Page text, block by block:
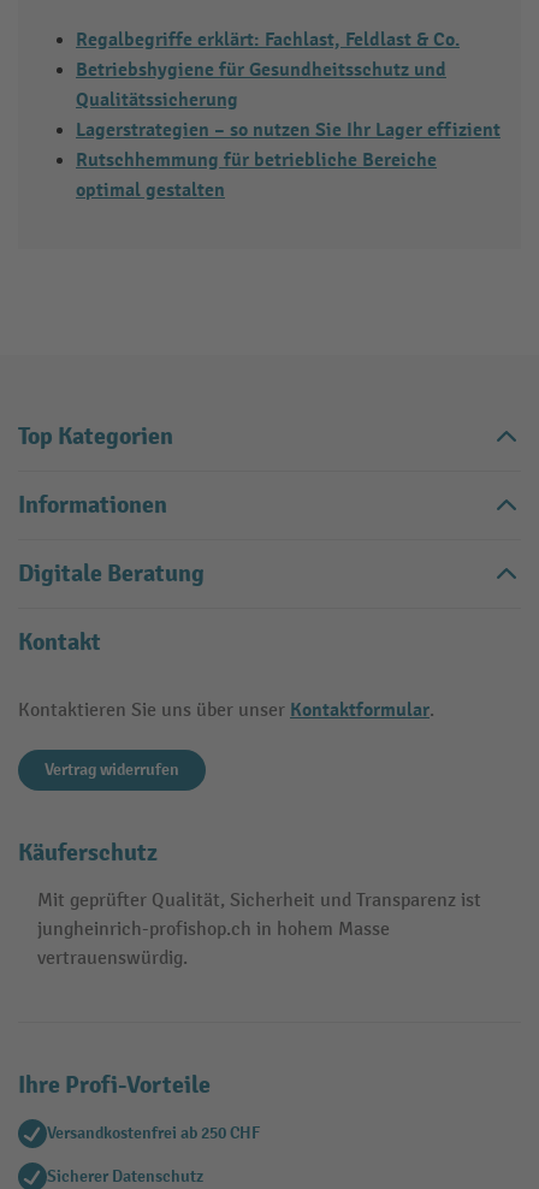
Regalbegriffe erklärt: Fachlast, Feldlast & Co.
Betriebshygiene für Gesundheitsschutz und
Qualitätssicherung
Lagerstrategien – so nutzen Sie Ihr Lager effizient
Rutschhemmung für betriebliche Bereiche
optimal gestalten
Top Kategorien
Informationen
Digitale Beratung
Kontakt
Kontaktieren Sie uns über unser Kontaktformular.
Vertrag widerrufen
Käuferschutz
Mit geprüfter Qualität, Sicherheit und Transparenz ist
jungheinrich-profishop.ch in hohem Masse
vertrauenswürdig.
Ihre Profi-Vorteile
Versandkostenfrei ab 250 CHF
Sicherer Datenschutz